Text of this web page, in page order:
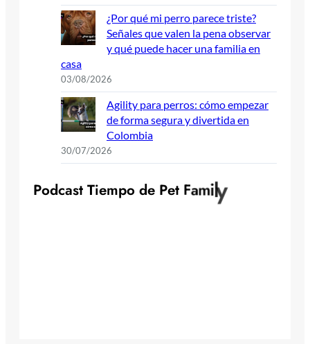
¿Por qué mi perro parece triste?
Señales que valen la pena observar
y qué puede hacer una familia en
casa
03/08/2026
Agility para perros: cómo empezar
de forma segura y divertida en
Colombia
30/07/2026
Podcast Tiempo de Pet Family